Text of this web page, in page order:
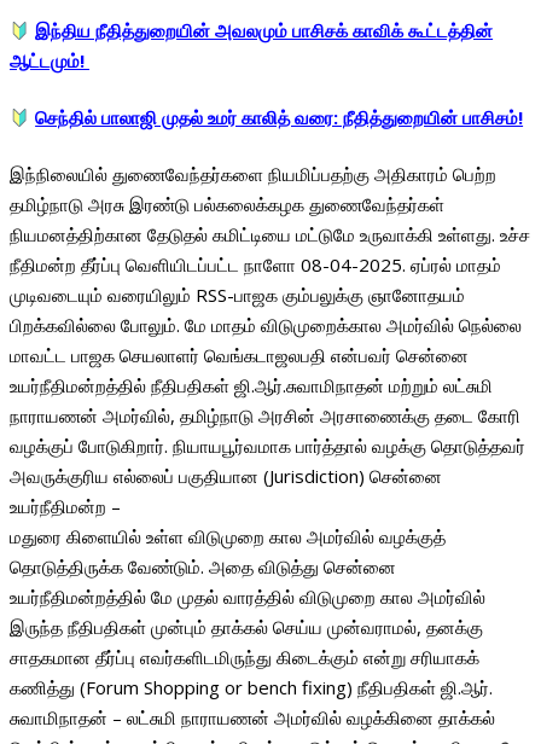
இந்திய நீதித்துறையின் அவலமும் பாசிசக் காவிக் கூட்டத்தின்
ஆட்டமும்!
செந்தில் பாலாஜி முதல் உமர் காலித் வரை: நீதித்துறையின் பாசிசம்!
இந்நிலையில் துணைவேந்தர்களை நியமிப்பதற்கு அதிகாரம் பெற்ற
தமிழ்நாடு அரசு இரண்டு பல்கலைக்கழக துணைவேந்தர்கள்
நியமனத்திற்கான தேடுதல் கமிட்டியை மட்டுமே உருவாக்கி உள்ளது. உச்ச
நீதிமன்ற தீர்ப்பு வெளியிடப்பட்ட நாளோ 08-04-2025. ஏப்ரல் மாதம்
முடிவடையும் வரையிலும் RSS-பாஜக கும்பலுக்கு ஞானோதயம்
பிறக்கவில்லை போலும். மே மாதம் விடுமுறைக்கால அமர்வில் நெல்லை
மாவட்ட பாஜக செயலாளர் வெங்கடாஜலபதி என்பவர் சென்னை
உயர்நீதிமன்றத்தில் நீதிபதிகள் ஜி.ஆர்.சுவாமிநாதன் மற்றும் லட்சுமி
நாராயணன் அமர்வில், தமிழ்நாடு அரசின் அரசாணைக்கு தடை கோரி
வழக்குப் போடுகிறார். நியாயபூர்வமாக பார்த்தால் வழக்கு தொடுத்தவர்
அவருக்குரிய எல்லைப் பகுதியான (Jurisdiction) சென்னை
உயர்நீதிமன்ற –
மதுரை கிளையில் உள்ள விடுமுறை கால அமர்வில் வழக்குத்
தொடுத்திருக்க வேண்டும். அதை விடுத்து சென்னை
உயர்நீதிமன்றத்தில் மே முதல் வாரத்தில் விடுமுறை கால அமர்வில்
இருந்த நீதிபதிகள் முன்பும் தாக்கல் செய்ய முன்வராமல், தனக்கு
சாதகமான தீர்ப்பு எவர்களிடமிருந்து கிடைக்கும் என்று சரியாகக்
கணித்து (Forum Shopping or bench fixing) நீதிபதிகள் ஜி.ஆர்.
சுவாமிநாதன் – லட்சுமி நாராயணன் அமர்வில் வழக்கினை தாக்கல்